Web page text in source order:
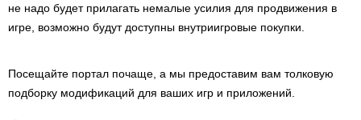
не надо будет прилагать немалые усилия для продвижения в
игре, возможно будут доступны внутриигровые покупки.
Посещайте портал почаще, а мы предоставим вам толковую
подборку модификаций для ваших игр и приложений.